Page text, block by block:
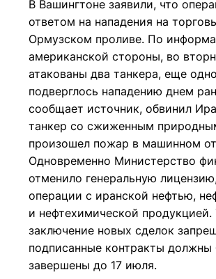
В Вашингтоне заявили, что
ответом на нападения на
Ормузском проливе. По
американской стороны, во
атакованы два танкера, еще
подверглось нападению днем
сообщает источник, обвинил
танкер со сжиженным
произошел пожар в машинном
Одновременно Министерство
отменило генеральную
операции с иранской нефтью,
и нефтехимической продукцией.
заключение новых сделок
подписанные контракты должны
завершены до 17 июля.